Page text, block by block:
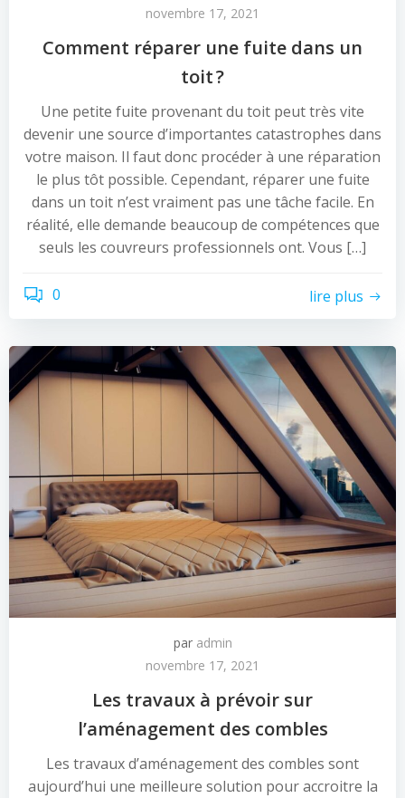
novembre 17, 2021
Comment réparer une fuite dans un
toit ?
Une petite fuite provenant du toit peut très vite
devenir une source d’importantes catastrophes dans
votre maison. Il faut donc procéder à une réparation
le plus tôt possible. Cependant, réparer une fuite
dans un toit n’est vraiment pas une tâche facile. En
réalité, elle demande beaucoup de compétences que
seuls les couvreurs professionnels ont. Vous […]
0 lire plus
par admin
novembre 17, 2021
Les travaux à prévoir sur
l’aménagement des combles
Les travaux d’aménagement des combles sont
aujourd’hui une meilleure solution pour accroitre la